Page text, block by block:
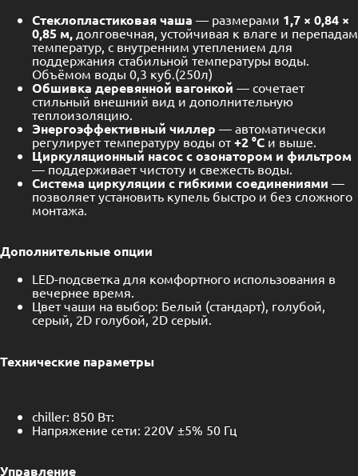
Стеклопластиковая чаша — размерами 1,7 × 0,84 ×
0,85 м, долговечная, устойчивая к влаге и перепадам
температур, с внутренним утеплением для
поддержания стабильной температуры воды.
Объёмом воды 0,3 куб.(250л)
Обшивка деревянной вагонкой — сочетает
стильный внешний вид и дополнительную
теплоизоляцию.
Энергоэффективный чиллер — автоматически
регулирует температуру воды от+2 °C и выше.
Циркуляционный насос с озонатором и фильтром
— поддерживает чистоту и свежесть воды.
Система циркуляции с гибкими соединениями —
позволяет установить купель быстро и без сложного
монтажа.
Дополнительные опции
LED-подсветка для комфортного использования в
вечернее время.
Цвет чаши на выбор: Белый (стандарт), голубой,
серый, 2D голубой, 2D серый.
Технические параметры
chiller: 850 Вт:
Напряжение сети: 220V ±5% 50 Гц
Управление